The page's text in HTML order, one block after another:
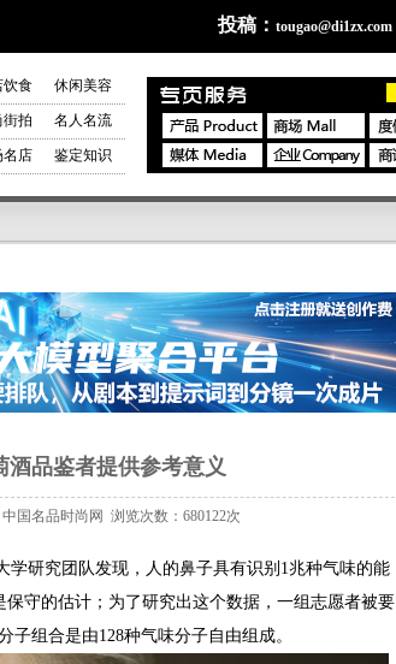
投稿： tougao@di1zx.com
饮食 休闲美容
街拍 名人名流
名店 鉴定知识
酒品鉴者提供参考意义
国名品时尚网 浏览次数：680122次
研究团队发现，人的鼻子具有识别1兆种气味的能
保守的估计；为了研究出这个数据，一组志愿者被要
组合是由128种气味分子自由组成。